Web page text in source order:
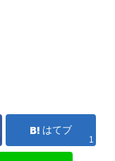
はてブ
1